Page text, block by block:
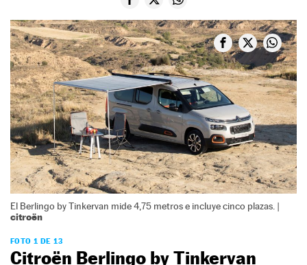
El Berlingo by Tinkervan mide 4,75 metros e incluye cinco plazas. |
citroën
FOTO 1 DE 13
Citroën Berlingo by Tinkervan